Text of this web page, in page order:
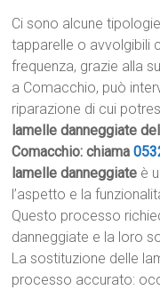
Ci sono alcune
tapparelle o avvolgibili
frequenza, grazie alla
a Comacchio, può
riparazione di cui
lamelle danneggiate
Comacchio: chiama
lamelle danneggiate è
l’aspetto e la
Questo processo
danneggiate e la loro
La sostituzione delle
processo accurato: